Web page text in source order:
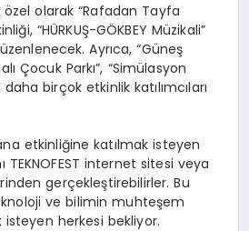
olarak “Rafadan Tayfa
“HÜRKUŞ-GÖKBEY Müzikali”
Ayrıca, “Güneş
Çocuk Parkı”, “Simülasyon
birçok etkinlik katılımcıları
etkinliğine katılmak isteyen
TEKNOFEST internet sitesi veya
gerçekleştirebilirler. Bu
ve bilimin muhteşem
isteyen herkesi bekliyor.